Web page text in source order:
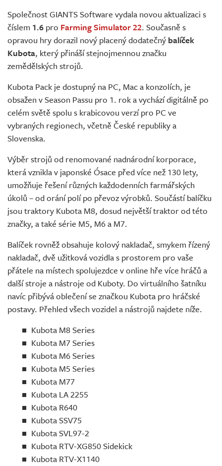
Živě
Společnost GIANTS Software vydala novou aktualizaci s
číslem 1.6 pro Farming Simulator 22. Současně s
opravou hry dorazil nový placený dodatečný balíček
Kubota, který přináší stejnojmennou značku
zemědělských strojů.
Kubota Pack je dostupný na PC, Mac a konzolích, je
obsažen v Season Passu pro 1. rok a vychází digitálně po
celém světě spolu s krabicovou verzí pro PC ve
vybraných regionech, včetně České republiky a
Slovenska.
Výběr strojů od renomované nadnárodní korporace,
která vznikla v japonské Ósace před více než 130 lety,
umožňuje řešení různých každodenních farmářských
úkolů – od orání polí po převoz výrobků. Součástí balíčku
jsou traktory Kubota M8, dosud největší traktor od této
značky, a také série M5, M6 a M7.
Balíček rovněž obsahuje kolový nakladač, smykem řízený
nakladač, dvě užitková vozidla s prostorem pro vaše
přátele na místech spolujezdce v online hře více hráčů a
další stroje a nástroje od Kuboty. Do virtuálního šatníku
navíc přibývá oblečení se značkou Kubota pro hráčské
postavy. Přehled všech vozidel a nástrojů najdete níže.
Kubota M8 Series
Kubota M7 Series
Kubota M6 Series
Kubota M5 Series
Kubota M77
Kubota LA 2255
Kubota R640
Kubota SSV75
Kubota SVL97-2
Kubota RTV-XG850 Sidekick
Kubota RTV-X1140